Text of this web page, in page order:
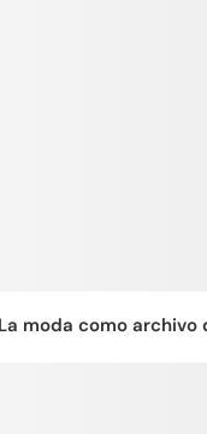
moda como archivo